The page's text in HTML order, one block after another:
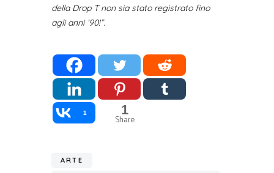
della Drop T non sia stato registrato fino
agli anni ’90!”.
1 1
Share
ARTE